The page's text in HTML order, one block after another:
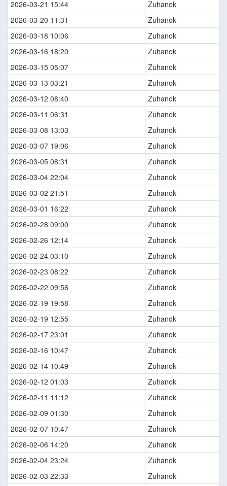
2026-03-21 15:44
Zuhanok
2026-03-20 11:31
Zuhanok
2026-03-18 10:06
Zuhanok
2026-03-16 18:20
Zuhanok
2026-03-15 05:07
Zuhanok
2026-03-13 03:21
Zuhanok
2026-03-12 08:40
Zuhanok
2026-03-11 06:31
Zuhanok
2026-03-08 13:03
Zuhanok
2026-03-07 19:06
Zuhanok
2026-03-05 08:31
Zuhanok
2026-03-04 22:04
Zuhanok
2026-03-02 21:51
Zuhanok
2026-03-01 16:22
Zuhanok
2026-02-28 09:00
Zuhanok
2026-02-26 12:14
Zuhanok
2026-02-24 03:10
Zuhanok
2026-02-23 08:22
Zuhanok
2026-02-22 09:56
Zuhanok
2026-02-19 19:58
Zuhanok
2026-02-19 12:55
Zuhanok
2026-02-17 23:01
Zuhanok
2026-02-16 10:47
Zuhanok
2026-02-14 10:49
Zuhanok
2026-02-12 01:03
Zuhanok
2026-02-11 11:12
Zuhanok
2026-02-09 01:30
Zuhanok
2026-02-07 10:47
Zuhanok
2026-02-06 14:20
Zuhanok
2026-02-04 23:24
Zuhanok
2026-02-03 22:33
Zuhanok